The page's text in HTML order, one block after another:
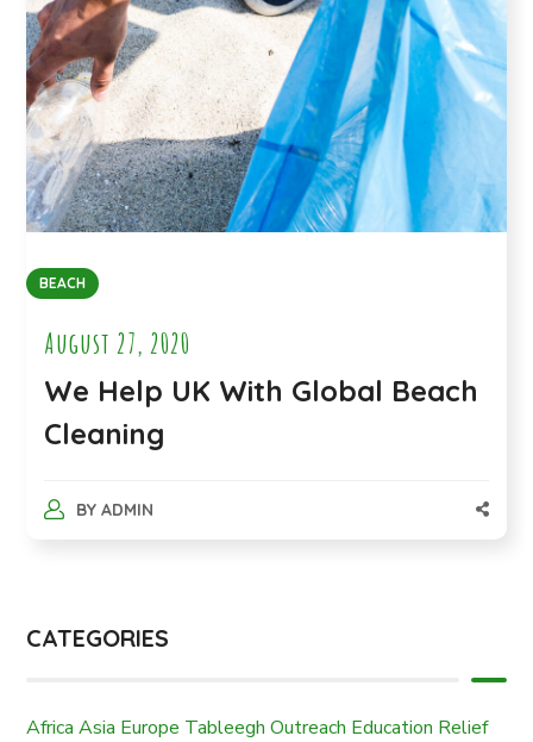
BEACH
August 27, 2020
We Help UK With Global Beach
Cleaning
BY ADMIN
CATEGORIES
Africa Asia Europe Tableegh Outreach Education Relief